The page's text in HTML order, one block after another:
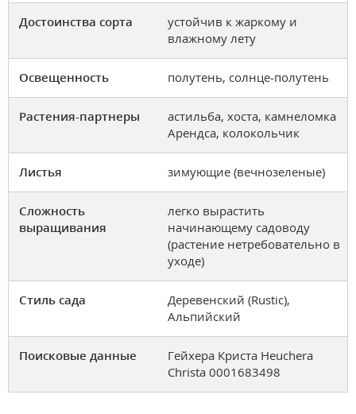
Достоинства сорта
устойчив к жаркому и
влажному лету
Освещенность полутень, солнце-полутень
Растения-партнеры
астильба, хоста, камнеломка
Арендса, колокольчик
Листья зимующие (вечнозеленые)
Сложность
выращивания
легко вырастить
начинающему садоводу
(растение нетребовательно в
уходе)
Стиль сада
Деревенский (Rustic),
Альпийский
Поисковые данные
Гейхера Криста Heuchera
Christa 0001683498